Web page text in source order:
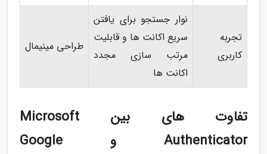
تجربه
کاربری
نوار جستجو برای یافتن
سریع اکانت ها و قابلیت
مرتب سازی مجدد
اکانت ها
طراحی مینیمال
تفاوت های بین Microsoft
Authenticator و Google